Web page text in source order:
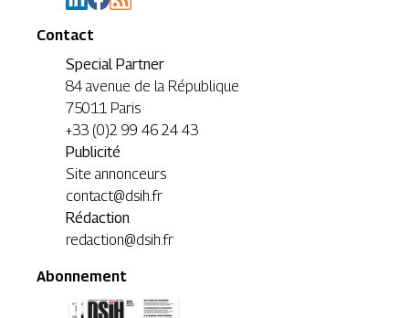
Contact
Special Partner
84 avenue de la République
75011 Paris
+33 (0)2 99 46 24 43
Publicité
Site annonceurs
contact@dsih.fr
Rédaction
redaction@dsih.fr
Abonnement